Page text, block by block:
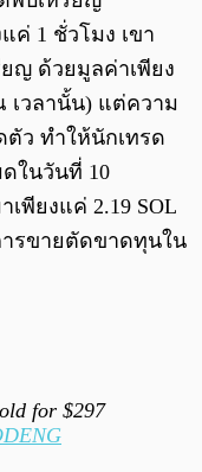
ค่ 1 ชั่วโมง เขา
ญ ด้วยมูลค่าเพียง
เวลานั้น) แต่ความ
ตัว ทำให้นักเทรด
ในวันที่ 10
พียงแค่ 2.19 SOL
ารขายตัดขาดทุนใน
for $297